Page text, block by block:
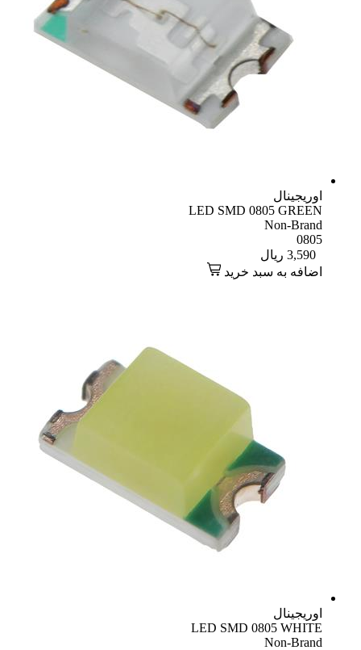
اوریجینال
LED SMD 0805 GREEN
Non-Brand
0805
3,590 ریال
اضافه به سبد خرید
اوریجینال
LED SMD 0805 WHITE
Non-Brand